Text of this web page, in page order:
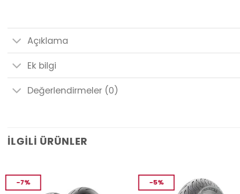
Açıklama
Ek bilgi
Değerlendirmeler (0)
İLGILI ÜRÜNLER
-7% -5%